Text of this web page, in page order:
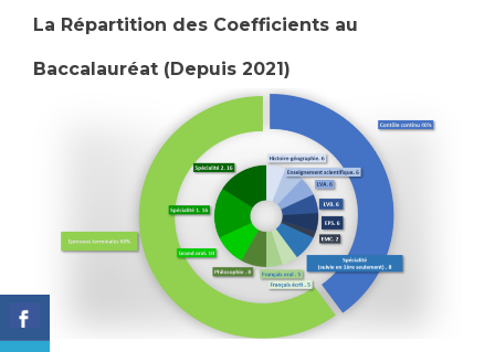
La Répartition des Coefficients au
Baccalauréat (Depuis 2021)